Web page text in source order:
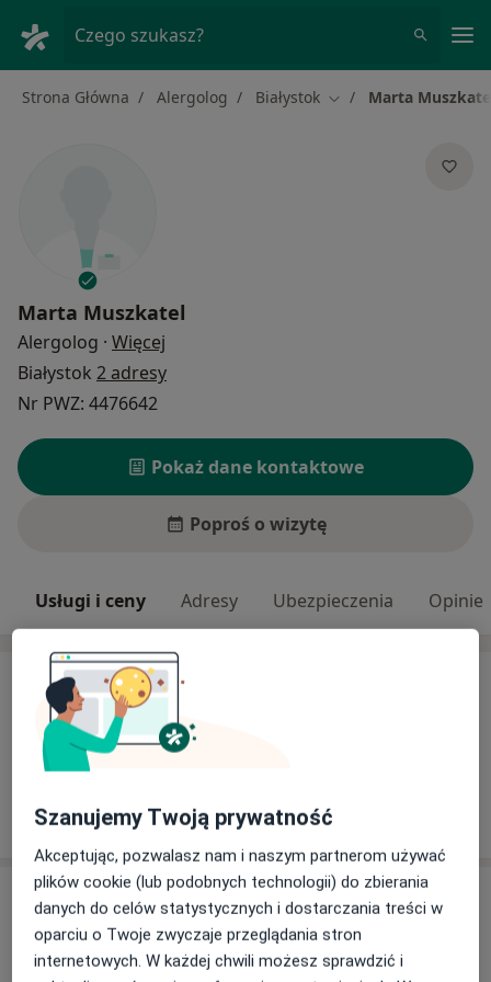
Czego szukasz?
Strona Główna Alergolog Białystok Zmień miasto
Marta
Marta Muszkatel
Alergolog · Więcej
Białystok 2 adresy
Nr PWZ: 4476642
Pokaż dane kontaktowe
Poproś o wizytę
Usługi i ceny Adresy Ubezpieczenia Opinie
Usługi i ceny
Brak informacji o usługach i cenach
Ten lekarz nie dodał jeszcze informacji o usługach i
Adresy (2)
Adres 1 Adres 2
Szanujemy Twoją prywatność
Akceptując, pozwalasz nam i naszym partnerom używać
plików cookie (lub podobnych technologii) do zbierania
danych do celów statystycznych i dostarczania treści w
oparciu o Twoje zwyczaje przeglądania stron
internetowych. W każdej chwili możesz sprawdzić i